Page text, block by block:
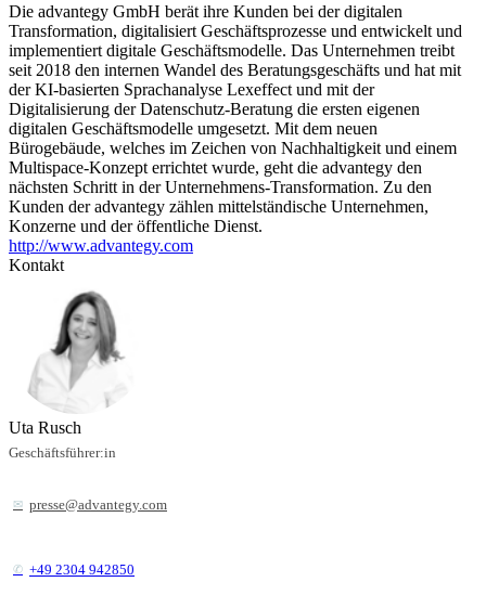
Die advantegy GmbH berät ihre Kunden bei der digitalen
Transformation, digitalisiert Geschäftsprozesse und entwickelt und
implementiert digitale Geschäftsmodelle. Das Unternehmen treibt
seit 2018 den internen Wandel des Beratungsgeschäfts und hat mit
der KI-basierten Sprachanalyse Lexeffect und mit der
Digitalisierung der Datenschutz-Beratung die ersten eigenen
digitalen Geschäftsmodelle umgesetzt. Mit dem neuen
Bürogebäude, welches im Zeichen von Nachhaltigkeit und einem
Multispace-Konzept errichtet wurde, geht die advantegy den
nächsten Schritt in der Unternehmens-Transformation. Zu den
Kunden der advantegy zählen mittelständische Unternehmen,
Konzerne und der öffentliche Dienst.
http://www.advantegy.com
Kontakt
Uta Rusch
Geschäftsführer:in
presse@advantegy.com
+49 2304 942850